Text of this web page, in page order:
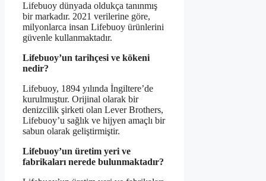
Lifebuoy dünyada oldukça tanınmış
bir markadır. 2021 verilerine göre,
milyonlarca insan Lifebuoy ürünlerini
güvenle kullanmaktadır.
Lifebuoy’un tarihçesi ve kökeni
nedir?
Lifebuoy, 1894 yılında İngiltere’de
kurulmuştur. Orijinal olarak bir
denizcilik şirketi olan Lever Brothers,
Lifebuoy’u sağlık ve hijyen amaçlı bir
sabun olarak geliştirmiştir.
Lifebuoy’un üretim yeri ve
fabrikaları nerede bulunmaktadır?